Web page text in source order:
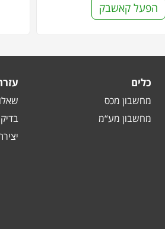
הפעל קאשבק
כלים
מחשבון מכס
מחשבון מע“מ